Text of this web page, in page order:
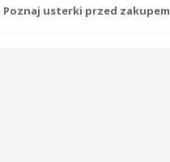
Poznaj usterki przed zakupem